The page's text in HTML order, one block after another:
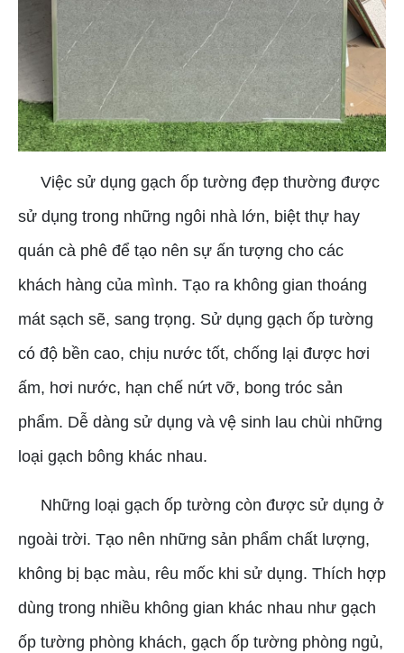
Việc sử dụng gạch ốp tường đẹp thường được
sử dụng trong những ngôi nhà lớn, biệt thự hay
quán cà phê để tạo nên sự ấn tượng cho các
khách hàng của mình. Tạo ra không gian thoáng
mát sạch sẽ, sang trọng. Sử dụng gạch ốp tường
có độ bền cao, chịu nước tốt, chống lại được hơi
ấm, hơi nước, hạn chế nứt vỡ, bong tróc sản
phẩm. Dễ dàng sử dụng và vệ sinh lau chùi những
loại gạch bông khác nhau.
Những loại gạch ốp tường còn được sử dụng ở
ngoài trời. Tạo nên những sản phẩm chất lượng,
không bị bạc màu, rêu mốc khi sử dụng. Thích hợp
dùng trong nhiều không gian khác nhau như gạch
ốp tường phòng khách, gạch ốp tường phòng ngủ,